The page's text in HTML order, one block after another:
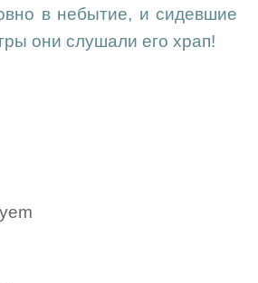
в небытие, и сидевшие
они слушали его храп!